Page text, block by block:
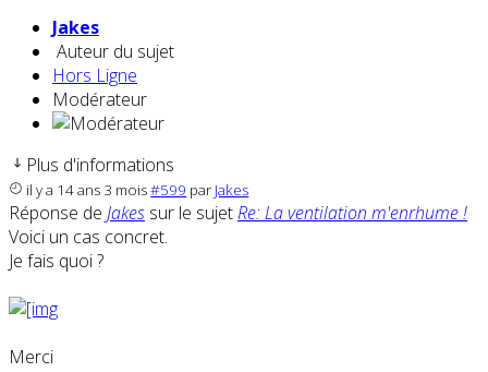
Jakes
Auteur du sujet
Hors Ligne
Modérateur
Plus d'informations
il y a 14 ans 3 mois#599 par Jakes
Réponse de Jakes sur le sujetRe: La ventilation m'enrhume !
Voici un cas concret.
Je fais quoi ?
Merci